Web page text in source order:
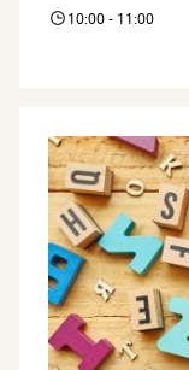
10:00 - 11:00